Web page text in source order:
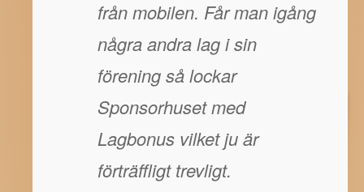
från mobilen. Får man igång
några andra lag i sin
förening så lockar
Sponsorhuset med
Lagbonus vilket ju är
förträffligt trevligt.